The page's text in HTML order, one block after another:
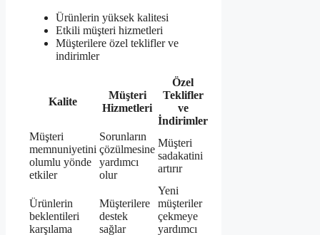
Ürünlerin yüksek kalitesi
Etkili müşteri hizmetleri
Müşterilere özel teklifler ve
indirimler
Kalite
Müşteri
Hizmetleri
Özel
Teklifler
ve
İndirimler
Müşteri
memnuniyetini
olumlu yönde
etkiler
Sorunların
çözülmesine
yardımcı
olur
Müşteri
sadakatini
artırır
Ürünlerin
beklentileri
karşılama
Müşterilere
destek
sağlar
Yeni
müşteriler
çekmeye
yardımcı